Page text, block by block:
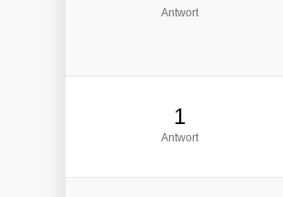
Antwort
1
Antwort